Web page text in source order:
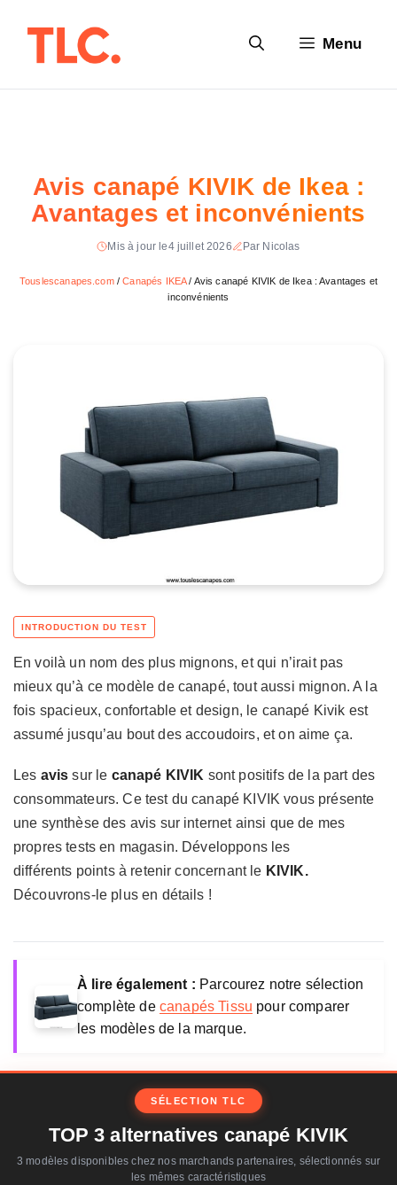
Menu
Avis canapé KIVIK de Ikea :
Avantages et inconvénients
Mis à jour le4 juillet 2026 Par Nicolas
Touslescanapes.com/Canapés IKEA/ Avis canapé KIVIK de Ikea : Avantages et
inconvénients
En voilà un nom des plus mignons, et qui n’irait pas
mieux qu’à ce modèle de canapé, tout aussi mignon. A la
fois spacieux, confortable et design, le canapé Kivik est
assumé jusqu’au bout des accoudoirs, et on aime ça.
Les avis sur le canapé KIVIK sont positifs de la part des
consommateurs. Ce test du canapé KIVIK vous présente
une synthèse des avis sur internet ainsi que de mes
propres tests en magasin. Développons les
différents points à retenir concernant le KIVIK.
Découvrons-le plus en détails !
À lire également : Parcourez notre sélection
complète de canapés Tissu pour comparer
les modèles de la marque.
SÉLECTION TLC
TOP 3 alternatives canapé KIVIK
3 modèles disponibles chez nos marchands partenaires, sélectionnés sur
les mêmes caractéristiques